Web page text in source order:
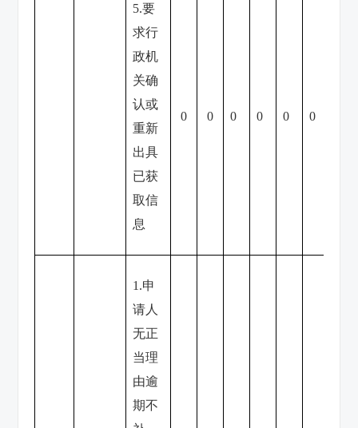
5.要
求行
政机
关确
认或
重新
出具
已获
取信
息
0 0 0 0 0 0
1.申
请人
无正
当理
由逾
期不